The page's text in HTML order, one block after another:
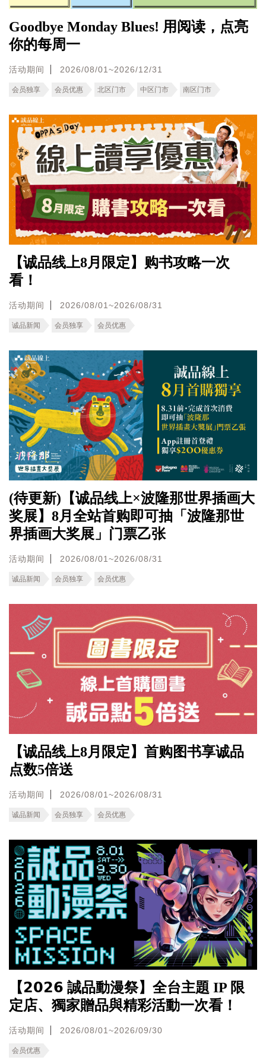
Goodbye Monday Blues! 用阅读，点亮
你的每周一
活动期间 2026/08/01~2026/12/31
会员独享 会员优惠 北区门市 中区门市 南区门市
【诚品线上8月限定】购书攻略一次
看！
活动期间 2026/08/01~2026/08/31
诚品新闻 会员独享 会员优惠
(待更新)【诚品线上×波隆那世界插画大
奖展】8月全站首购即可抽「波隆那世
界插画大奖展」门票乙张
活动期间 2026/08/01~2026/08/31
诚品新闻 会员独享 会员优惠
【诚品线上8月限定】首购图书享诚品
点数5倍送
活动期间 2026/08/01~2026/08/31
诚品新闻 会员独享 会员优惠
【𝟮𝟬𝟮𝟲 誠品動漫祭】全台主題 IP 限
定店、獨家贈品與精彩活動一次看！
活动期间 2026/08/01~2026/09/30
会员优惠